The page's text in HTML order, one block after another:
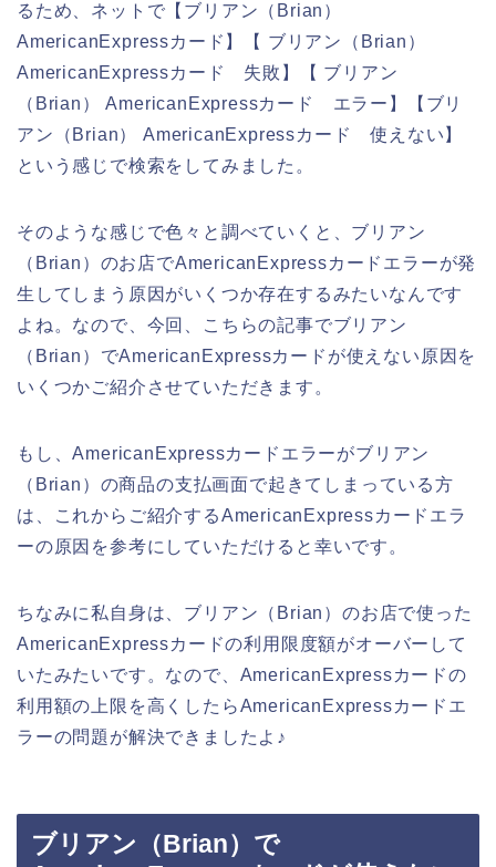
るため、ネットで【ブリアン（Brian）
AmericanExpressカード】【 ブリアン（Brian）
AmericanExpressカード 失敗】【 ブリアン
（Brian） AmericanExpressカード エラー】【ブリ
アン（Brian） AmericanExpressカード 使えない】
という感じで検索をしてみました。
そのような感じで色々と調べていくと、ブリアン
（Brian）のお店でAmericanExpressカードエラーが発
生してしまう原因がいくつか存在するみたいなんです
よね。なので、今回、こちらの記事でブリアン
（Brian）でAmericanExpressカードが使えない原因を
いくつかご紹介させていただきます。
もし、AmericanExpressカードエラーがブリアン
（Brian）の商品の支払画面で起きてしまっている方
は、これからご紹介するAmericanExpressカードエラ
ーの原因を参考にしていただけると幸いです。
ちなみに私自身は、ブリアン（Brian）のお店で使った
AmericanExpressカードの利用限度額がオーバーして
いたみたいです。なので、AmericanExpressカードの
利用額の上限を高くしたらAmericanExpressカードエ
ラーの問題が解決できましたよ♪
ブリアン（Brian）で